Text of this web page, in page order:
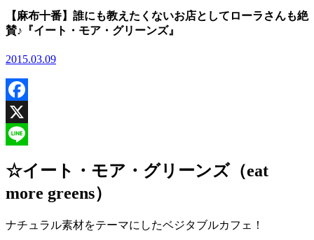
【麻布十番】誰にも教えたくないお店としてローラさんも絶
賛♪『イート・モア・グリーンズ』
2015.03.09
Facebook
X
☆イート・モア・グリーンズ（eat
more greens）
ナチュラル素材をテーマにしたベジタブルカフェ！